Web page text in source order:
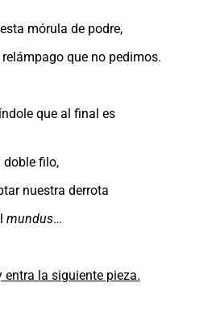
mórula de podre,
que no pedimos.
que al final es
doble filo,
nuestra derrota
mundus…
la siguiente pieza.